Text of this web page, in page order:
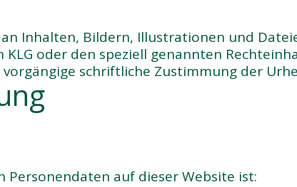
Inhalten, Bildern, Illustrationen und
KLG oder den speziell genannten
schriftliche Zustimmung der
auf dieser Website ist: